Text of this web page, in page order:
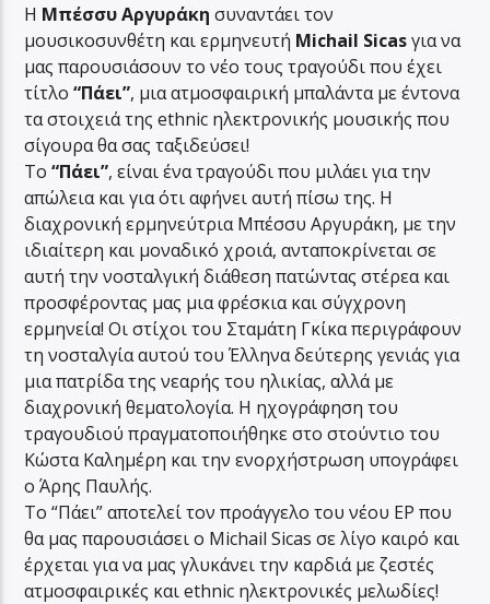
Η Μπέσσυ Αργυράκη συναντάει τον
μουσικοσυνθέτη και ερμηνευτή Michail Sicasγια να
μας παρουσιάσουν το νέο τους τραγούδι που έχει
τίτλο“Πάει”, μια ατμοσφαιρική μπαλάντα με έντονα
τα στοιχειά της ethnic ηλεκτρονικής μουσικής που
σίγουρα θα σας ταξιδεύσει!
Το“Πάει”, είναι ένα τραγούδι που μιλάει για την
απώλεια και για ότι αφήνει αυτή πίσω της. Η
διαχρονική ερμηνεύτρια Μπέσσυ Αργυράκη, με την
ιδιαίτερη και μοναδικό χροιά, ανταποκρίνεται σε
αυτή την νοσταλγική διάθεση πατώντας στέρεα και
προσφέροντας μας μια φρέσκια και σύγχρονη
ερμηνεία! Οι στίχοι του Σταμάτη Γκίκα περιγράφουν
τη νοσταλγία αυτού του Έλληνα δεύτερης γενιάς για
μια πατρίδα της νεαρής του ηλικίας, αλλά με
διαχρονική θεματολογία. Η ηχογράφηση του
τραγουδιού πραγματοποιήθηκε στο στούντιο του
Κώστα Καλημέρη και την ενορχήστρωση υπογράφει
ο Άρης Παυλής.
Το “Πάει” αποτελεί τον προάγγελο του νέου EP που
θα μας παρουσιάσει ο Michail Sicas σε λίγο καιρό και
έρχεται για να μας γλυκάνει την καρδιά με ζεστές
ατμοσφαιρικές και ethnic ηλεκτρονικές μελωδίες!